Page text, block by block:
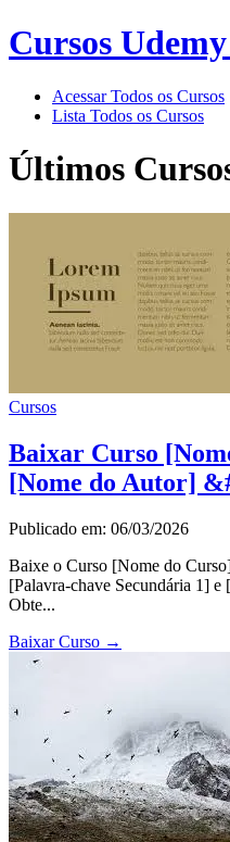
Cursos
Acessar Todos os Cursos
Lista Todos os Cursos
Últimos
Cursos
Baixar Curso
[Nome do Autor]
Publicado em: 06/03/2026
Baixe o Curso [Nome do
[Palavra-chave Secundária 1] e
Obte...
Baixar Curso →